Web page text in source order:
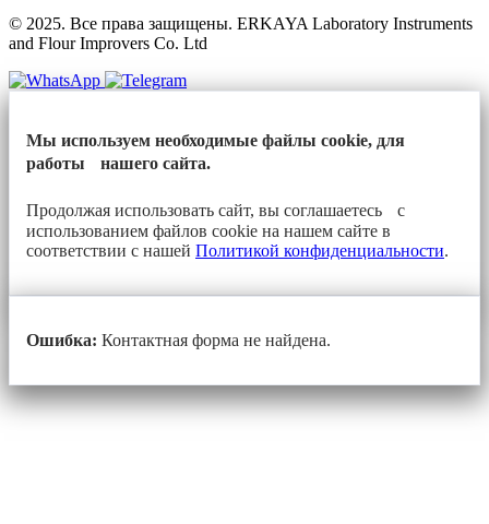
© 2025. Все права защищены. ERKAYA Laboratory Instruments
and Flour Improvers Co. Ltd
Мы используем необходимые файлы cookie, для
работы нашего сайта.
Продолжая использовать сайт, вы соглашаетесь с
использованием файлов cookie на нашем сайте в
соответствии с нашей Политикой конфиденциальности.
Ошибка: Контактная форма не найдена.